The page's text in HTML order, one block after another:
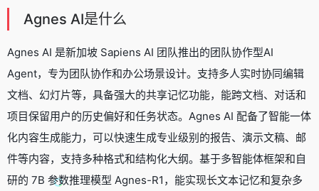
Agnes AI是什么
Agnes AI 是新加坡 Sapiens AI 团队推出的团队协作型AI
Agent，专为团队协作和办公场景设计。支持多人实时协同编辑
文档、幻灯片等，具备强大的共享记忆功能，能跨文档、对话和
项目保留用户的历史偏好和任务状态。Agnes AI 配备了智能一体
化内容生成能力，可以快速生成专业级别的报告、演示文稿、邮
件等内容，支持多种格式和结构化大纲。基于多智能体框架和自
研的 7B 参数推理模型 Agnes-R1，能实现长文本记忆和复杂多